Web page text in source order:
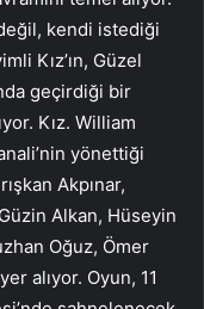
kendi istediği
Kız’ın, Güzel
geçirdiği bir
Kız. William
yönettiği
Akpınar,
Alkan, Hüseyin
Oğuz, Ömer
alıyor. Oyun, 11